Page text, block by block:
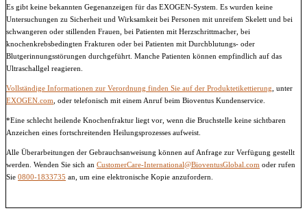
Es gibt keine bekannten Gegenanzeigen für das EXOGEN-System. Es wurden keine
Untersuchungen zu Sicherheit und Wirksamkeit bei Personen mit unreifem Skelett und bei
schwangeren oder stillenden Frauen, bei Patienten mit Herzschrittmacher, bei
knochenkrebsbedingten Frakturen oder bei Patienten mit Durchblutungs- oder
Blutgerinnungsstörungen durchgeführt. Manche Patienten können empfindlich auf das
Ultraschallgel reagieren.
Vollständige Informationen zur Verordnung finden Sie auf der Produktetikettierung , unter
EXOGEN.com , oder telefonisch mit einem Anruf beim Bioventus Kundenservice.
*Eine schlecht heilende Knochenfraktur liegt vor, wenn die Bruchstelle keine sichtbaren
Anzeichen eines fortschreitenden Heilungsprozesses aufweist.
Alle Überarbeitungen der Gebrauchsanweisung können auf Anfrage zur Verfügung gestellt
werden. Wenden Sie sich an CustomerCare-International@BioventusGlobal.com oder rufen
Sie 0800-1833735 an, um eine elektronische Kopie anzufordern.